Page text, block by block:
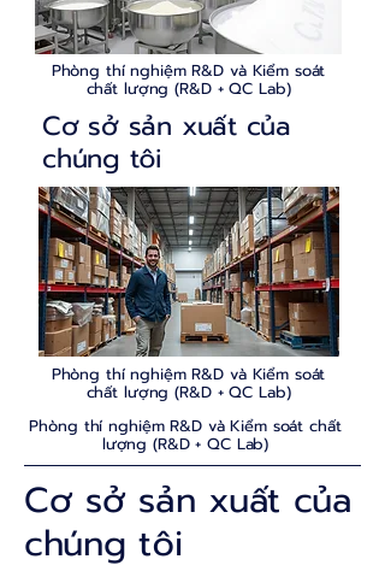
Phòng thí nghiệm R&D và Kiểm soát
chất lượng (R&D + QC Lab)
Cơ sở sản xuất của
chúng tôi
Phòng thí nghiệm R&D và Kiểm soát
chất lượng (R&D + QC Lab)
Phòng thí nghiệm R&D và Kiểm soát chất
lượng (R&D + QC Lab)
Cơ sở sản xuất của
chúng tôi